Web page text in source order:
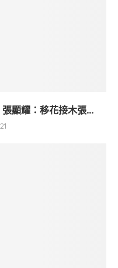
顯耀：移花接木張...